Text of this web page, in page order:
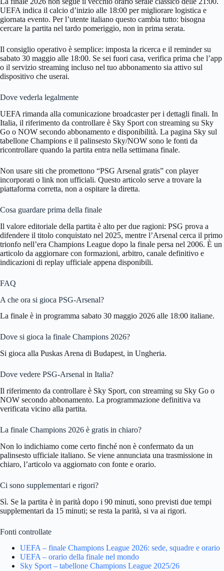
UEFA indica il calcio d’inizio alle 18:00 per migliorare logistica e
giornata evento. Per l’utente italiano questo cambia tutto: bisogna
cercare la partita nel tardo pomeriggio, non in prima serata.
Il consiglio operativo è semplice: imposta la ricerca e il reminder su
sabato 30 maggio alle 18:00. Se sei fuori casa, verifica prima che l’app
o il servizio streaming incluso nel tuo abbonamento sia attivo sul
dispositivo che userai.
Dove vederla legalmente
UEFA rimanda alla comunicazione broadcaster per i dettagli finali. In
Italia, il riferimento da controllare è Sky Sport con streaming su Sky
Go o NOW secondo abbonamento e disponibilità. La pagina Sky sul
tabellone Champions e il palinsesto Sky/NOW sono le fonti da
ricontrollare quando la partita entra nella settimana finale.
Non usare siti che promettono “PSG Arsenal gratis” con player
incorporati o link non ufficiali. Questo articolo serve a trovare la
piattaforma corretta, non a ospitare la diretta.
Cosa guardare prima della finale
Il valore editoriale della partita è alto per due ragioni: PSG prova a
difendere il titolo conquistato nel 2025, mentre l’Arsenal cerca il primo
trionfo nell’era Champions League dopo la finale persa nel 2006. È un
articolo da aggiornare con formazioni, arbitro, canale definitivo e
indicazioni di replay ufficiale appena disponibili.
FAQ
A che ora si gioca PSG-Arsenal?
La finale è in programma sabato 30 maggio 2026 alle 18:00 italiane.
Dove si gioca la finale Champions 2026?
Si gioca alla Puskas Arena di Budapest, in Ungheria.
Dove vedere PSG-Arsenal in Italia?
Il riferimento da controllare è Sky Sport, con streaming su Sky Go o
NOW secondo abbonamento. La programmazione definitiva va
verificata vicino alla partita.
La finale Champions 2026 è gratis in chiaro?
Non lo indichiamo come certo finché non è confermato da un
palinsesto ufficiale italiano. Se viene annunciata una trasmissione in
chiaro, l’articolo va aggiornato con fonte e orario.
Ci sono supplementari e rigori?
Sì. Se la partita è in parità dopo i 90 minuti, sono previsti due tempi
supplementari da 15 minuti; se resta la parità, si va ai rigori.
Fonti controllate
UEFA – finale Champions League 2026: sede, squadre e orario
UEFA – orario della finale nel mondo
Sky Sport – tabellone Champions League 2025/26